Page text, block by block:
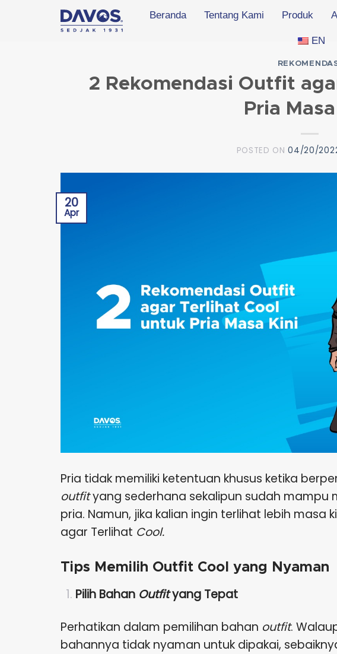
Beranda Tentang Kami Produk
EN
2 Rekomendasi Outfit
Pria
POSTED ON04/20/
20
Apr
Pria tidak memiliki ketentuan khusus ketika
outfityang sederhana sekalipun sudah mampu
pria. Namun, jika kalian ingin terlihat lebih masa
agar Terlihat Cool.
Tips Memilih Outfit Cool yang Nyaman
Pilih BahanOutfityang Tepat
Perhatikan dalam pemilihan bahan outfit.
bahannya tidak nyaman untuk dipakai,